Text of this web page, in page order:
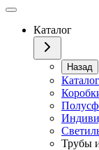
Каталог
Назад
Каталог
Трубы